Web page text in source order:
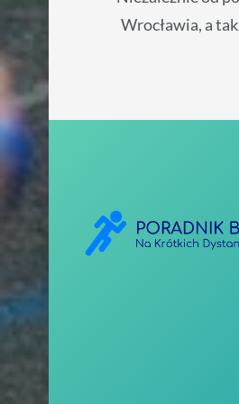
Wrocławia, a